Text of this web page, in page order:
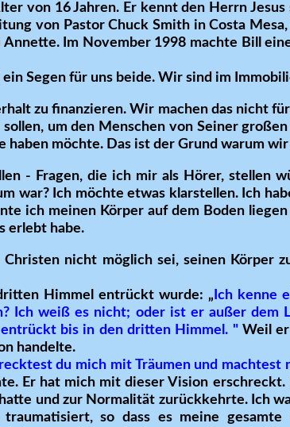
von 16 Jahren. Er kennt den Herrn
von Pastor Chuck Smith in Costa
Im November 1998 machte Bill
Segen für uns beide. Wir sind im
zu finanzieren. Wir machen das nicht
um den Menschen von Seiner
haben möchte. Das ist der Grund warum
- Fragen, die ich mir als Hörer, stellen
war? Ich möchte etwas klarstellen. Ich
ich meinen Körper auf dem Boden
erlebt habe.
nicht möglich sei, seinen Körper
Himmel entrückt wurde: „ Ich kenne
Ich weiß es nicht; oder ist er außer dem
bis in den dritten Himmel. "Weil er
handelte.
du mich mit Träumen und machtest
Er hat mich mit dieser Vision
und zur Normalität zurückkehrte. Ich
so dass es meine gesamte